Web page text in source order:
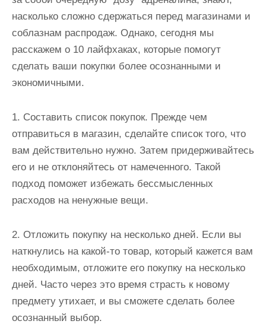
насколько сложно сдержаться перед магазинами и
соблазнам распродаж. Однако, сегодня мы
расскажем о 10 лайфхаках, которые помогут
сделать ваши покупки более осознанными и
экономичными.
1. Составить список покупок. Прежде чем
отправиться в магазин, сделайте список того, что
вам действительно нужно. Затем придерживайтесь
его и не отклоняйтесь от намеченного. Такой
подход поможет избежать бессмысленных
расходов на ненужные вещи.
2. Отложить покупку на несколько дней. Если вы
наткнулись на какой-то товар, который кажется вам
необходимым, отложите его покупку на несколько
дней. Часто через это время страсть к новому
предмету утихает, и вы сможете сделать более
осознанный выбор.